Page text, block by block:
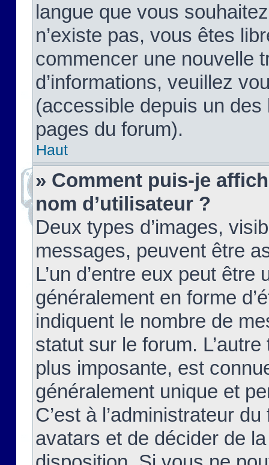
langue que vous
n’existe pas, vous êtes
commencer une nouvelle
d’informations, veuillez
(accessible depuis un
pages du forum).
Haut
» Comment puis-je
nom d’utilisateur ?
Deux types d’images,
messages, peuvent être
L’un d’entre eux peut
généralement en forme
indiquent le nombre de
statut sur le forum.
plus imposante, est
généralement unique et
C’est à l’administrateur
avatars et de décider de